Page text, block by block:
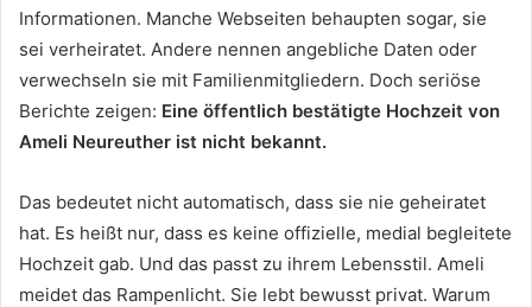
Informationen. Manche Webseiten behaupten sogar, sie
sei verheiratet. Andere nennen angebliche Daten oder
verwechseln sie mit Familienmitgliedern. Doch seriöse
Berichte zeigen: Eine öffentlich bestätigte Hochzeit von
Ameli Neureuther ist nicht bekannt.
Das bedeutet nicht automatisch, dass sie nie geheiratet
hat. Es heißt nur, dass es keine offizielle, medial begleitete
Hochzeit gab. Und das passt zu ihrem Lebensstil. Ameli
meidet das Rampenlicht. Sie lebt bewusst privat. Warum